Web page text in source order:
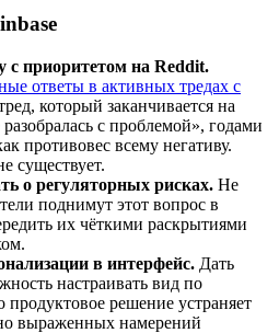
с приоритетом на Reddit.
ответы в активных тредах с
который заканчивается на
с проблемой», годами
противовес всему негативу.
существует.
о регуляторных рисках. Не
поднимут этот вопрос в
их чёткими раскрытиями
в интерфейс. Дать
настраивать вид по
решение устраняет
выраженных намерений